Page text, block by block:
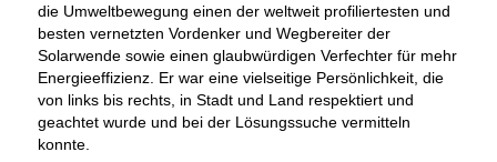
die Umweltbewegung einen der weltweit profiliertesten und
besten vernetzten Vordenker und Wegbereiter der
Solarwende sowie einen glaubwürdigen Verfechter für mehr
Energieeffizienz. Er war eine vielseitige Persönlichkeit, die
von links bis rechts, in Stadt und Land respektiert und
geachtet wurde und bei der Lösungssuche vermitteln
konnte.